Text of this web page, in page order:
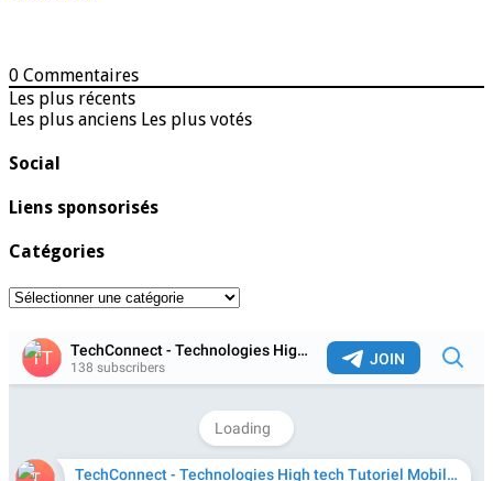
0 Commentaires
Les plus récents
Les plus anciens Les plus votés
Social
Liens sponsorisés
Catégories
Catégories